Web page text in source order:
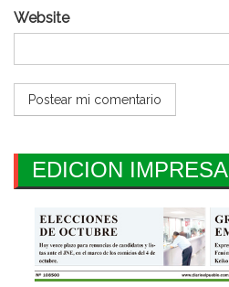
Website
EDICION IMPRESA